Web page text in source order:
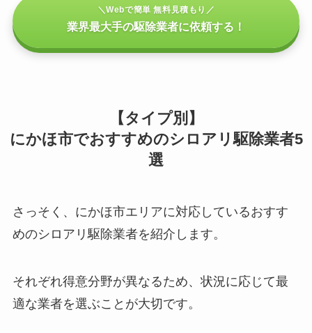
＼Webで簡単 無料見積もり／
業界最大手の駆除業者に依頼する！
【タイプ別】
にかほ市でおすすめのシロアリ駆除業者5
選
さっそく、にかほ市エリアに対応しているおすす
めのシロアリ駆除業者を紹介します。
それぞれ得意分野が異なるため、状況に応じて最
適な業者を選ぶことが大切です。